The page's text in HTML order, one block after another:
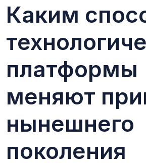
Каким
платформы
меняют
нынешнего
поколения